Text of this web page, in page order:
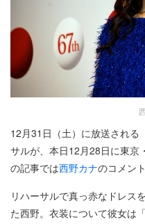
12月31日（土）に放送される
サルが、本日12月28日に東京
の記事では西野カナのコメン
リハーサルで真っ赤なドレス
た西野。衣装について彼女は